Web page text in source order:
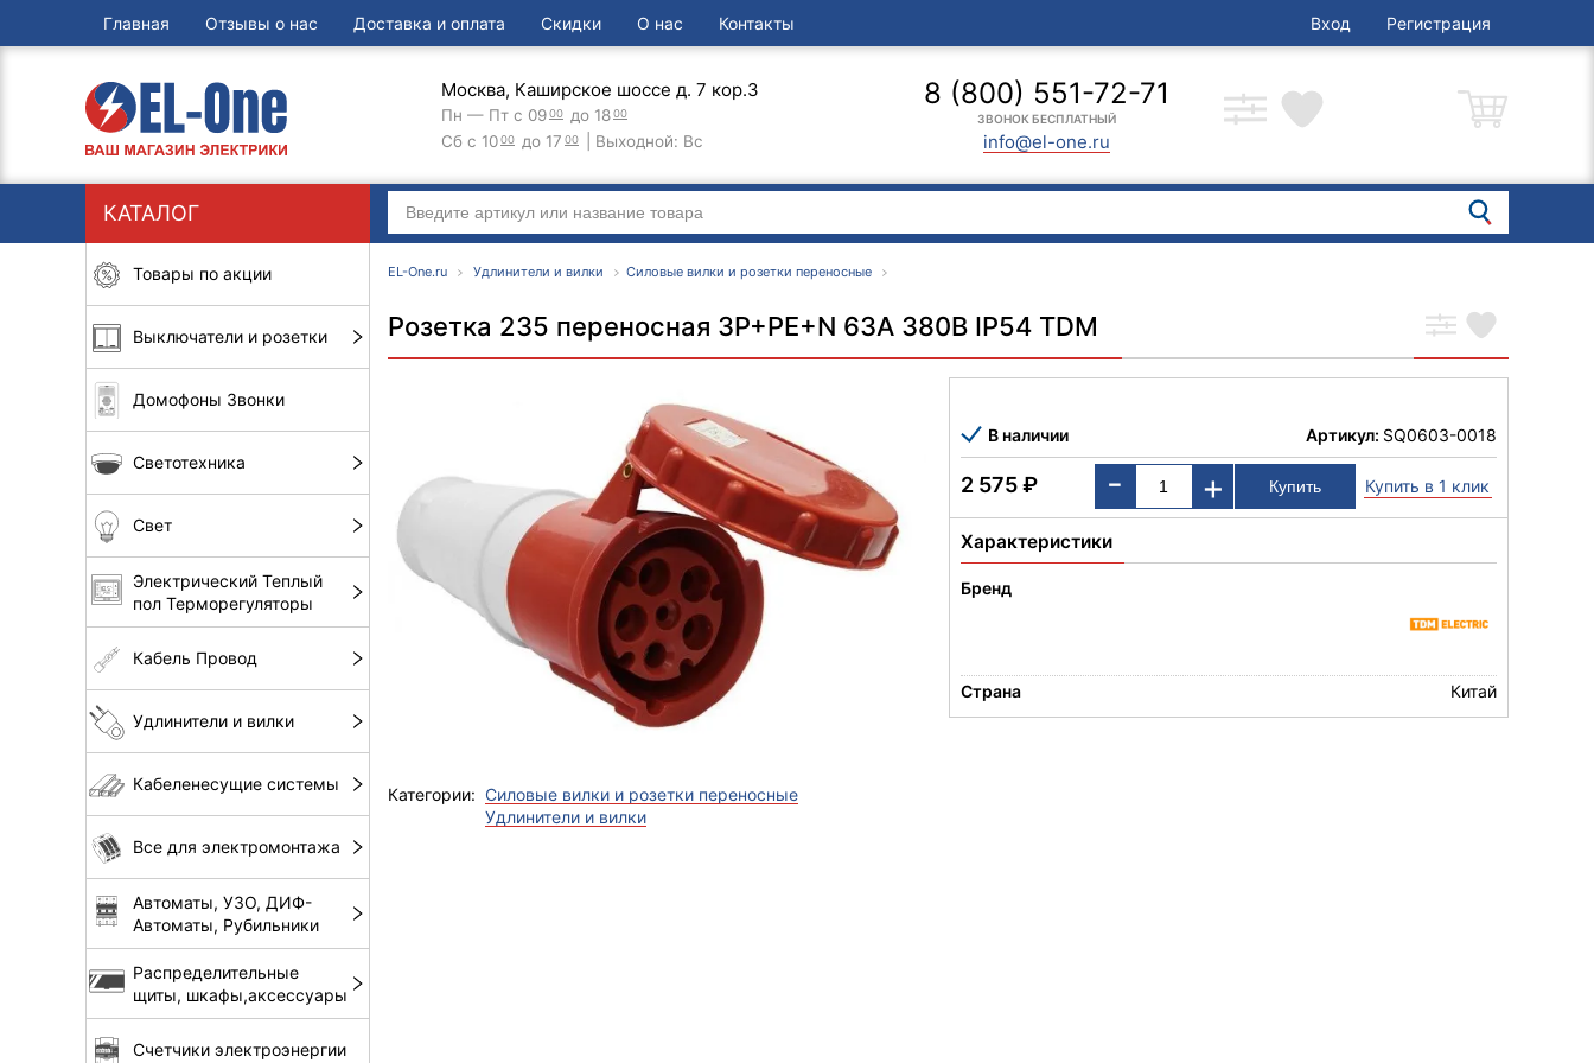
Главная Отзывы о нас Доставка и оплата Скидки О нас Контакты Вход Регистрация
Москва, Каширское шоссе д. 7 кор.3
Пн — Пт с 0900 до 1800
Сб с 1000 до 17 00 | Выходной: Вс
8 (800) 551-72-71
ЗВОНОК БЕСПЛАТНЫЙ
info@el-one.ru
КАТАЛОГ
Товары по акции
Выключатели и розетки
Домофоны Звонки
Светотехника
Свет
Электрический Теплый
пол Терморегуляторы
Кабель Провод
Удлинители и вилки
Кабеленесущие системы
Все для электромонтажа
Автоматы, УЗО, ДИФ-
Автоматы, Рубильники
Распределительные
щиты, шкафы,аксессуары
Счетчики электроэнергии
EL-One.ru Удлинители и вилки Силовые вилки и розетки переносные
Розетка 235 переносная 3Р+РЕ+N 63А 380В IP54 TDM
Категории: Силовые вилки и розетки переносные
Удлинители и вилки
В наличии Артикул: SQ0603-0018
2 575₽ - + Купить в 1 клик
Характеристики
Бренд
Страна Китай